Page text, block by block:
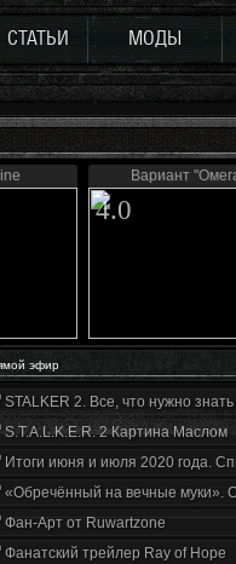
СТАТЬИ МОДЫ
Вариант
4.0
эфир
STALKER 2. Все, что нужно
S.T.A.L.K.E.R. 2 Картина Маслом
Итоги июня и июля 2020 года.
«Обречённый на вечные муки».
Фан-Арт от Ruwartzone
Фанатский трейлер Ray of Hope